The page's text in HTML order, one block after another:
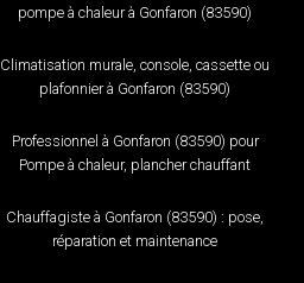
pompe à chaleur à Gonfaron (83590)
Climatisation murale, console, cassette ou
plafonnier à Gonfaron (83590)
Professionnel à Gonfaron (83590) pour
Pompe à chaleur, plancher chauffant
Chauffagiste à Gonfaron (83590) : pose,
réparation et maintenance